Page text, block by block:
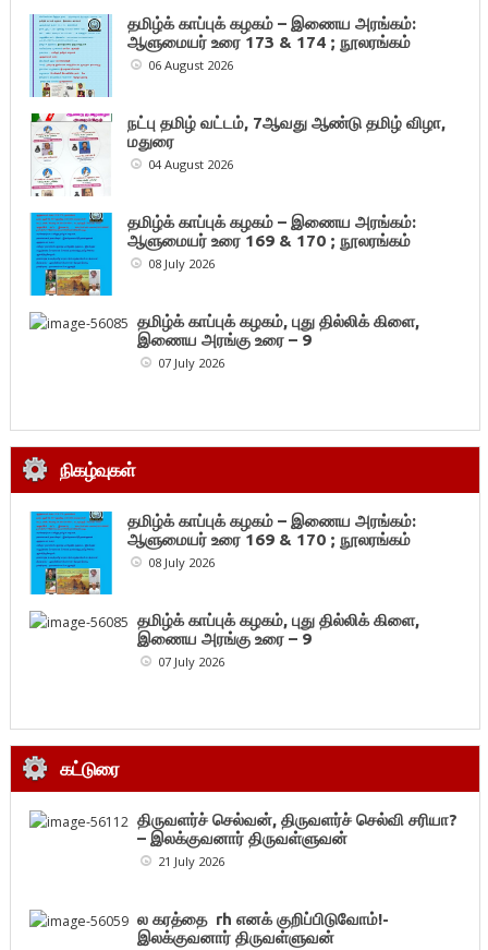
தமிழ்க் காப்புக் கழகம் – இணைய அரங்கம்:
ஆளுமையர் உரை 173 & 174 ; நூலரங்கம்
06 August 2026
நட்பு தமிழ் வட்டம், 7ஆவது ஆண்டு தமிழ் விழா,
மதுரை
04 August 2026
தமிழ்க் காப்புக் கழகம் – இணைய அரங்கம்:
ஆளுமையர் உரை 169 & 170 ; நூலரங்கம்
08 July 2026
தமிழ்க் காப்புக் கழகம், புது தில்லிக் கிளை,
இணைய அரங்கு உரை – 9
07 July 2026
நிகழ்வுகள்
தமிழ்க் காப்புக் கழகம் – இணைய அரங்கம்:
ஆளுமையர் உரை 169 & 170 ; நூலரங்கம்
08 July 2026
தமிழ்க் காப்புக் கழகம், புது தில்லிக் கிளை,
இணைய அரங்கு உரை – 9
07 July 2026
கட்டுரை
திருவளர்ச் செல்வன், திருவளர்ச் செல்வி சரியா?
– இலக்குவனார் திருவள்ளுவன்
21 July 2026
ல கரத்தை rh எனக் குறிப்பிடுவோம்!-
இலக்குவனார் திருவள்ளுவன்